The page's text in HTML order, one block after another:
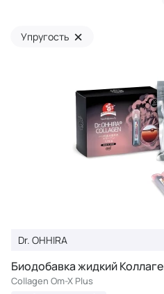
Упругость ×
Dr. OHHIRA
Биодобавка жидкий
Collagen Om-X Plus